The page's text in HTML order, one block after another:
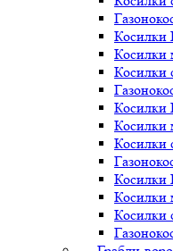
Косилки
Косилки
Косилки
Косилки
Косилки
Косилки
Косилки
Косилки
Косилки